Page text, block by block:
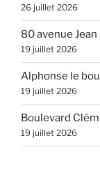
26 juillet 2026
80 avenue Jean
19 juillet 2026
Alphonse le
19 juillet 2026
Boulevard
19 juillet 2026